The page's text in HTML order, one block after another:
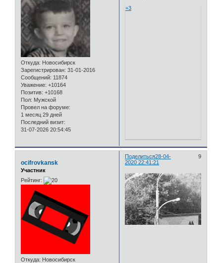
Откуда: Новосибирск
Зарегистрирован: 31-01-2016
Сообщений: 11874
Уважение: +10164
Позитив: +10168
Пол: Мужской
Провел на форуме:
1 месяц 29 дней
Последний визит:
31-07-2026 20:54:45
+3
Поделиться 9
28-04-
2020 22:41:21
ocifrovkansk
Участник
Рейтинг:
Откуда: Новосибирск